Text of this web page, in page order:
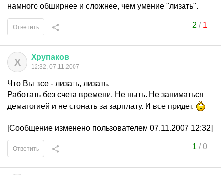
намного обширнее и сложнее, чем умение "лизать".
2 / 1
Ответить
Х Хрупаков
12:32, 07.11.2007
Что Вы все - лизать, лизать.
Работать без счета времени. Не ныть. Не заниматься
демагогией и не стонать за зарплату. И все придет.
[Сообщение изменено пользователем 07.11.2007 12:32]
1 /0
Ответить